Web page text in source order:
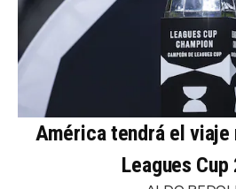
América tendrá el viaje
Leagues Cup